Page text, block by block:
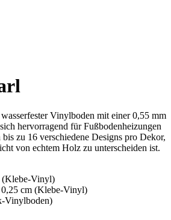
Vinylboden mit einer 0,55 mm
hervorragend für Fußbodenheizungen
zu 16 verschiedene Designs pro Dekor,
von echtem Holz zu unterscheiden ist.
(Klebe-Vinyl)
cm (Klebe-Vinyl)
Vinylboden)